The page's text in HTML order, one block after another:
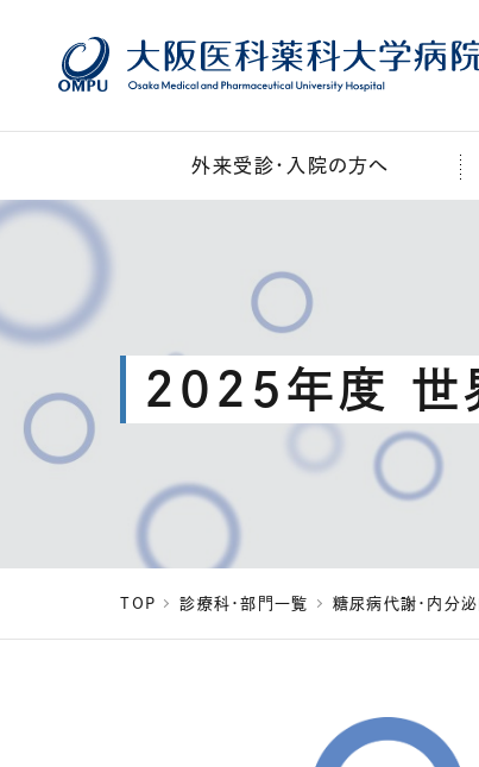
外来受診・入院の方へ
2025年度 世
TOP 診療科・部門一覧 糖尿病代謝・内分